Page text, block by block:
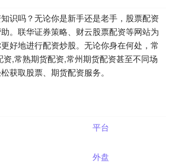
识吗？无论你是新手还是老手，股票配资
。联华证券策略、财云股票配资等网站为
好地进行配资炒股。无论你身在何处，常
,常熟期货配资,常州期货配资甚至不同场
获取股票、期货配资服务。
平台
外盘